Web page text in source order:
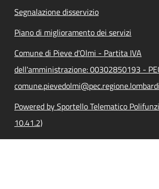
Segnalazione disservizio
Piano di miglioramento dei servizi
Comune di Pieve d'Olmi - Partita IVA
dell'amministrazione: 00302850193 -
Powered by Sportello Telematico
10.41.2)